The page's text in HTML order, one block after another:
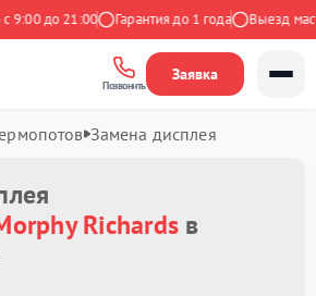
до 21:00 Гарантия до 1 года Выезд
Позвонить
Заявка
Замена дисплея
Richards в